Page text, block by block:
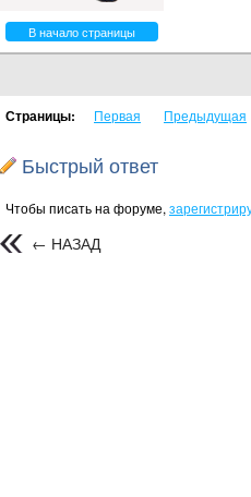
В начало страницы
Страницы: Первая Предыдущая
Быстрый ответ
Чтобы писать на форуме,
← НАЗАД